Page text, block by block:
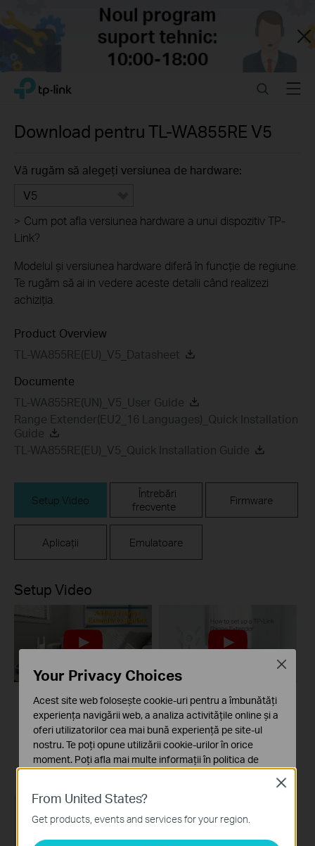
Close
Click
navigation
TP-Link, Reliably Smart SearchMenu
Download pentruTL-WA855RE V5
Vă rugăm să alegeți versiunea de hardware:
V5
> Cum pot afla versiunea hardware a unui dispozitiv TP-
Link?
Modelul și versiunea hardware diferă în funcție de regiune.
Te rugăm să ai in vedere aceste detalii când realizezi
achiziția.
Product Overview
TL-WA855RE(EU)_V5_Datasheet
Documente
TL-WA855RE(UN)_V5_User Guide
Range Extender(EU2_16 Languages)_Quick Installation
Guide
TL-WA855RE(EU)_V5_Quick Installation Guide
Setup Video
Întrebări
frecvente
Firmware
Aplicații Emulatoare
Setup Video
How to Configure a
Range Extender for
Starlink
How to set up a TP-
Link Range
Extender(No music)
From United States?
Get products, events and services for your region.
Close
Your Privacy Choices
Acest site web folosește cookie-uri pentru a îmbunătăți
experiența navigării web, a analiza activitățile online și a
oferi utilizatorilor cea mai bună experiență pe site-ul
nostru. Te poți opune utilizării cookie-urilor în orice
moment. Poți afla mai multe informații în politica de
Cookie-uri de bază
Aceste cookie-uri sunt necesare pentru funcționarea
site-ului web și nu pot fi dezactivate în sistemele tale
Close